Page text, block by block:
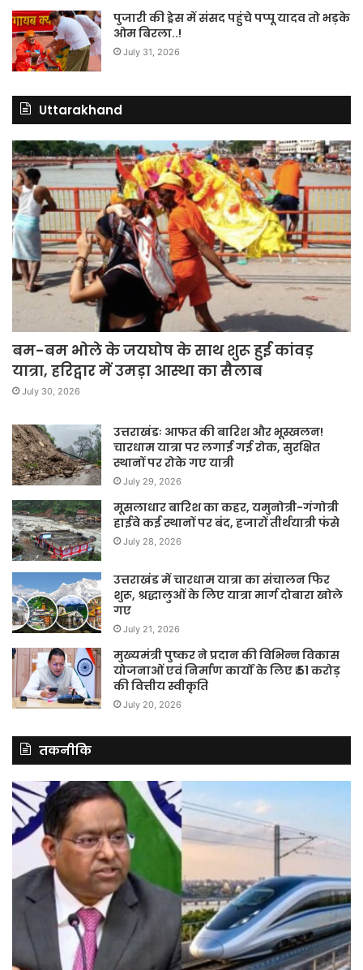
पुजारी की ड्रेस में संसद पहुंचे पप्पू यादव तो भड़के
ओम बिरला..!
July 31, 2026
Uttarakhand
बम-बम भोले के जयघोष के साथ शुरू हुई कांवड़
यात्रा, हरिद्वार में उमड़ा आस्था का सैलाब
July 30, 2026
उत्तराखंडः आफत की बारिश और भूस्खलन!
चारधाम यात्रा पर लगाई गई रोक, सुरक्षित
स्थानों पर रोके गए यात्री
July 29, 2026
मूसलाधार बारिश का कहर, यमुनोत्री-गंगोत्री
हाईवे कई स्थानों पर बंद, हजारों तीर्थयात्री फंसे
July 28, 2026
उत्तराखंड में चारधाम यात्रा का संचालन फिर
शुरू, श्रद्धालुओं के लिए यात्रा मार्ग दोबारा खोले
गए
July 21, 2026
मुख्यमंत्री पुष्कर ने प्रदान की विभिन्न विकास
योजनाओं एवं निर्माण कार्यों के लिए ₹ 51 करोड़
की वित्तीय स्वीकृति
July 20, 2026
तकनीकि